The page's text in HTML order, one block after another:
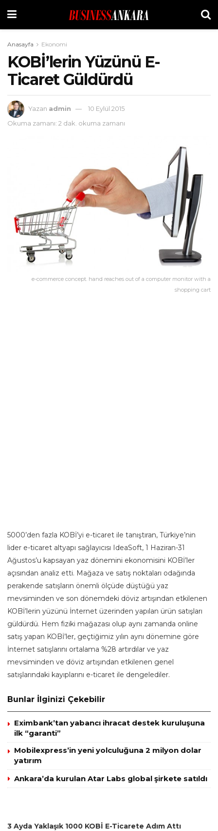
Anasayfa Ekonomi
KOBİ’lerin Yüzünü E-
Ticaret Güldürdü
Yazan admin
10 Eylül 2015
Okuma zamanı: 2 dak. okuma zamanı
e-commerce concept. hand reaches out of a computer monitor with a
shopping cart
5000’den fazla KOBİ’yi e-ticaret ile tanıştıran, Türkiye’nin
lider e-ticaret altyapı sağlayıcısı IdeaSoft, 1 Haziran-31
Ağustos’u kapsayan yaz dönemini ekonomisini KOBİ’ler
açısından analiz etti. Mağaza ve satış noktaları odağında
perakende satışların önemli ölçüde düştüğü yaz
mevsiminden ve son dönemdeki döviz artışından etkilenen
KOBİ’lerin yüzünü İnternet üzerinden yapılan ürün satışları
güldürdü. Hem fiziki mağazası olup aynı zamanda online
satış yapan KOBİ’ler, geçtiğimiz yılın aynı dönemine göre
İnternet satışlarını ortalama %28 artırdılar ve yaz
mevsiminden ve döviz artışından etkilenen genel
satışlarındaki kayıplarını e-ticaret ile dengelediler.
Bunlar İlginizi Çekebilir
Eximbank’tan yabancı ihracat destek kuruluşuna
ilk “garanti”
Mobilexpress’in yeni yolculuğuna 2 milyon dolar
yatırım
Ankara’da kurulan Atar Labs global şirkete satıldı
3 Ayda Yaklaşık 1000 KOBİ E-Ticarete Adım Attı